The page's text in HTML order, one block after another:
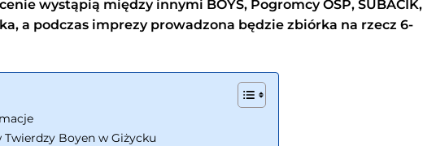
wystąpią między innymi BOYS, Pogromcy OSP, SUBACIK,
a podczas imprezy prowadzona będzie zbiórka na rzecz 6-
Twierdzy Boyen w Giżycku